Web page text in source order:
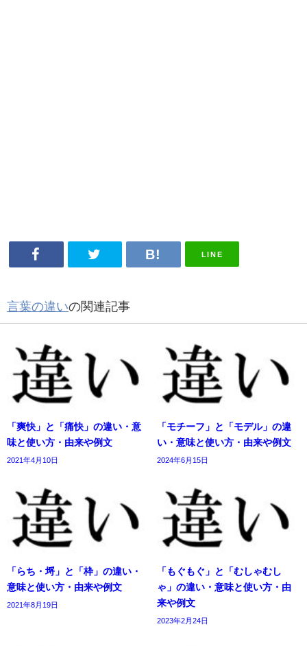
LINE
言葉の違いの関連記事
「爽快」と「痛快」の違い・意
味と使い方・由来や例文
2021年4月10日
「モチーフ」と「モデル」の違
い・意味と使い方・由来や例文
2024年6月15日
「らち・埒」と「枠」の違い・
意味と使い方・由来や例文
2021年8月19日
「もぐもぐ」と「むしゃむし
ゃ」の違い・意味と使い方・由
来や例文
2023年2月24日